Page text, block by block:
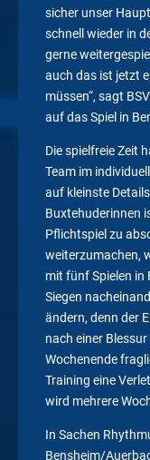
sicher unser
schnell wieder in
gerne
auch das ist jetzt
müssen“, sagt
auf das Spiel in
Die spielfreie Zeit
Team im
auf kleinste
Buxtehuderinnen
Pflichtspiel zu
weiterzumachen,
mit fünf Spielen in
Siegen
ändern, denn der
nach einer
Wochenende
Training eine
wird mehrere
In Sachen
Bensheim/